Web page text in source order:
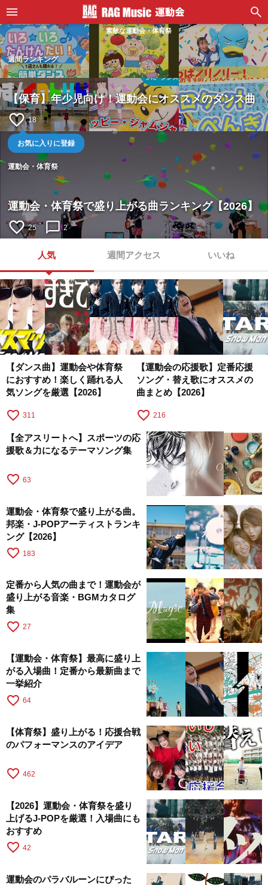
素敵な運動会・体育祭
週間ランキング
【保育】年少児向け！運動会にオススメのダンス曲
favorite_border 18
お気に入りに登録
運動会・体育祭
運動会・体育祭で盛り上がる曲ランキング【2026】
favorite_border 25 chat_bubble_outline 2
人気 週間アクセス いいね
【ダンス曲】運動会や体育祭
におすすめ！楽しく踊れる人
気ソングを厳選【2026】
favorite_border 311
【運動会の応援歌】定番応援
ソング・替え歌にオススメの
曲まとめ【2026】
favorite_border 216
【全アスリートへ】スポーツの応
援歌＆力になるテーマソング集
favorite_border 63
運動会・体育祭で盛り上がる曲。
邦楽・J-POPアーティストランキ
ング【2026】
favorite_border 183
定番から人気の曲まで！運動会が
盛り上がる音楽・BGMカタログ
集
favorite_border 27
【運動会・体育祭】最高に盛り上
がる入場曲！定番から最新曲まで
一挙紹介
favorite_border 64
【体育祭】盛り上がる！応援合戦
のパフォーマンスのアイデア
favorite_border 462
【2026】運動会・体育祭を盛り
上げるJ-POPを厳選！入場曲にも
おすすめ
favorite_border 42
運動会のパラバルーンにぴった